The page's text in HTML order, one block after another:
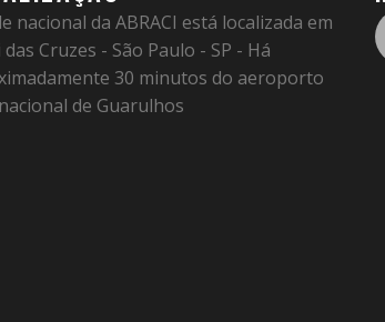
nacional da ABRACI está localizada em
Cruzes - São Paulo - SP - Há
30 minutos do aeroporto
de Guarulhos